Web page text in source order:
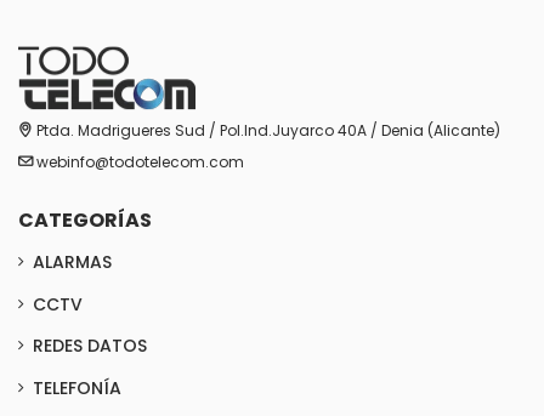
Ptda. Madrigueres Sud / Pol.Ind.Juyarco 40A / Denia (Alicante)
webinfo@todotelecom.com
CATEGORÍAS
ALARMAS
CCTV
REDES DATOS
TELEFONÍA